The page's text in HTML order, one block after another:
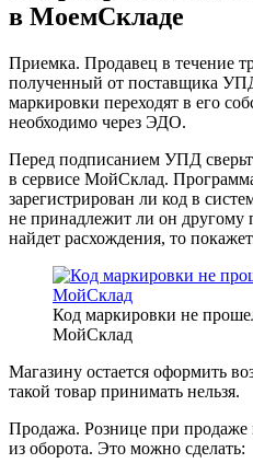
в МоемСкладе
Приемка. Продавец в течение
полученный от поставщика
маркировки переходят в его
необходимо через ЭДО.
Перед подписанием УПД
в сервисе МойСклад.
зарегистрирован ли код в
не принадлежит ли он другому
найдет расхождения, то
Код маркировки не
МойСклад
Магазину остается оформить
такой товар принимать нельзя.
Продажа. Рознице при
из оборота. Это можно сделать: